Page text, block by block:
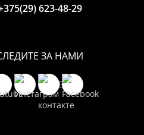
623-48-29
ЗА НАМИ